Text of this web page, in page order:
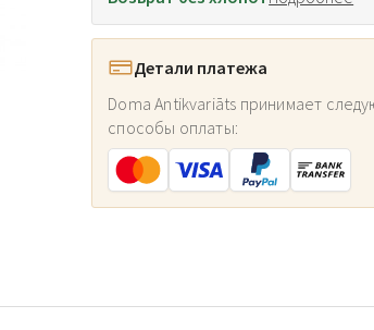
Детали платежа
Doma Antikvariāts принимает
способы оплаты: